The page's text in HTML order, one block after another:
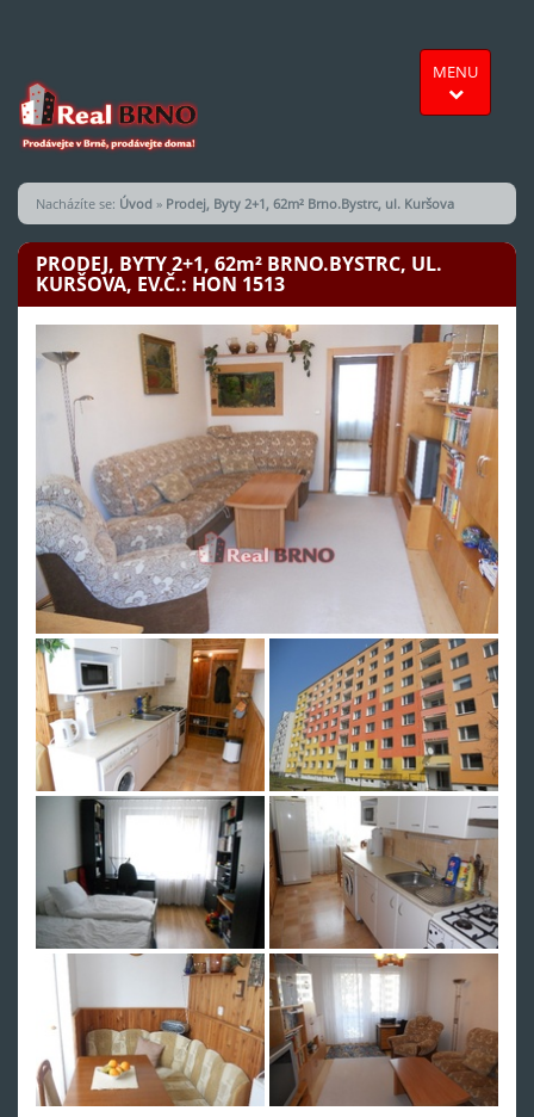
MENU
Nacházíte se: Úvod » Prodej, Byty 2+1, 62m² Brno.Bystrc, ul. Kuršova
PRODEJ, BYTY 2+1, 62m² BRNO.BYSTRC, UL.
KURŠOVA, EV.Č.: HON 1513